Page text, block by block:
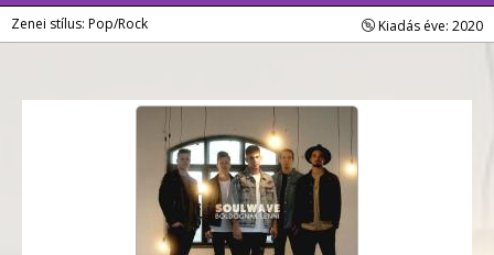
Zenei stílus: Pop/Rock Kiadás éve: 2020